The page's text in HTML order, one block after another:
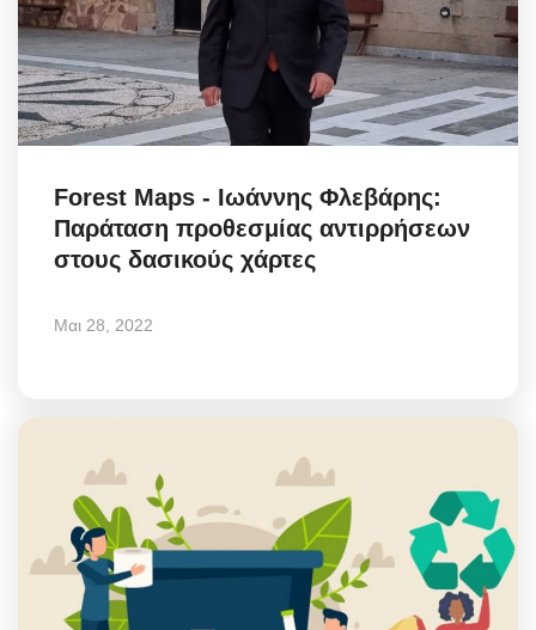
Forest Maps - Ιωάννης Φλεβάρης:
Παράταση προθεσμίας αντιρρήσεων
στους δασικούς χάρτες
Μαι 28, 2022